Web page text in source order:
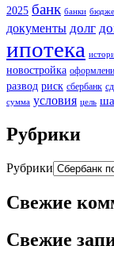
2025 банк банки
документы долг
ипотека
новостройка
развод риск сбербанк
сумма условия цель
Рубрики
Рубрики
Свежие
Свежие